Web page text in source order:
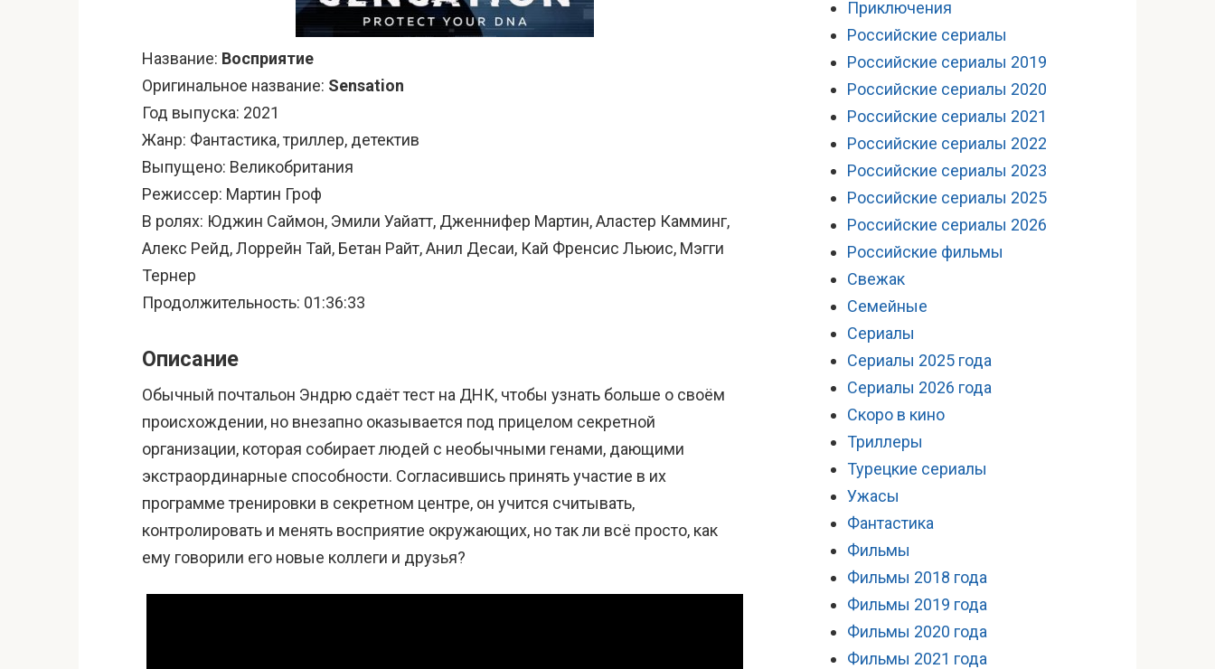
Название: Восприятие
Оригинальное название: Sensation
Год выпуска: 2021
Жанр: Фантастика, триллер, детектив
Выпущено: Великобритания
Режиссер: Мартин Гроф
В ролях: Юджин Саймон, Эмили Уайатт, Дженнифер Мартин, Аластер Камминг,
Алекс Рейд, Лоррейн Тай, Бетан Райт, Анил Десаи, Кай Френсис Льюис, Мэгги
Тернер
Продолжительность: 01:36:33
Описание
Обычный почтальон Эндрю сдаёт тест на ДНК, чтобы узнать больше о своём
происхождении, но внезапно оказывается под прицелом секретной
организации, которая собирает людей с необычными генами, дающими
экстраординарные способности. Согласившись принять участие в их
программе тренировки в секретном центре, он учится считывать,
контролировать и менять восприятие окружающих, но так ли всё просто, как
ему говорили его новые коллеги и друзья?
Приключения
Российские сериалы
Российские сериалы 2019
Российские сериалы 2020
Российские сериалы 2021
Российские сериалы 2022
Российские сериалы 2023
Российские сериалы 2025
Российские сериалы 2026
Российские фильмы
Свежак
Семейные
Сериалы
Сериалы 2025 года
Сериалы 2026 года
Скоро в кино
Триллеры
Турецкие сериалы
Ужасы
Фантастика
Фильмы
Фильмы 2018 года
Фильмы 2019 года
Фильмы 2020 года
Фильмы 2021 года